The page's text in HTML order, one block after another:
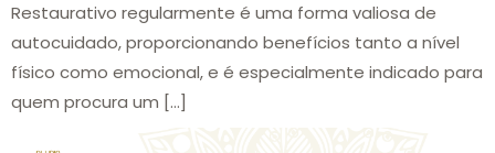
Restaurativo regularmente é uma forma valiosa de
autocuidado, proporcionando benefícios tanto a nível
físico como emocional, e é especialmente indicado para
quem procura um […]